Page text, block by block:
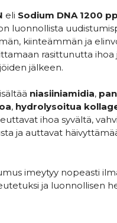
eli Sodium DNA 1200
luonnollista
kiinteämmän ja
rasittunutta
jälkeen.
niasiiniamidia,
, hydrolysoitua
ihoa syvältä,
ja auttavat
imeytyy nopeasti
ja luonnollisen